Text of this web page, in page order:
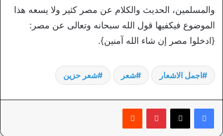
والمسلمين، الحديث والكلام عن مصر كثير ولا يسعه هذا
الموضوع فيكفيها قول الله سبحانه وتعالى عن مصر:
{ادخلوا مصر إن شاء الله آمنين}.
اجمل الاشعار شعر شعر حزين
بينتيريست